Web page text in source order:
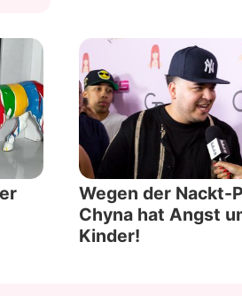
Wegen der Nackt-
Chyna hat Angst
Kinder!